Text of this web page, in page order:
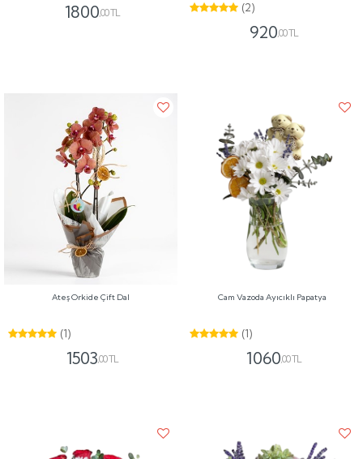
1800,00 TL (2)
920,00 TL
Ateş Orkide Çift Dal
(1)
1503,00 TL
Cam Vazoda Ayıcıklı Papatya
(1)
1060,00 TL